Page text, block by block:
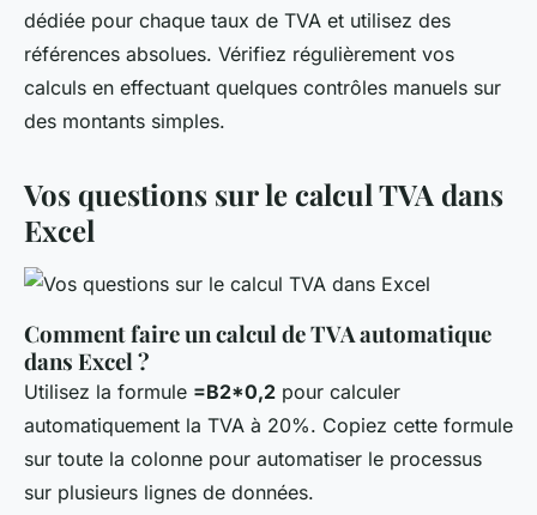
dédiée pour chaque taux de TVA et utilisez des
références absolues. Vérifiez régulièrement vos
calculs en effectuant quelques contrôles manuels sur
des montants simples.
Vos questions sur le calcul TVA dans
Excel
Comment faire un calcul de TVA automatique
dans Excel ?
Utilisez la formule =B2*0,2 pour calculer
automatiquement la TVA à 20%. Copiez cette formule
sur toute la colonne pour automatiser le processus
sur plusieurs lignes de données.